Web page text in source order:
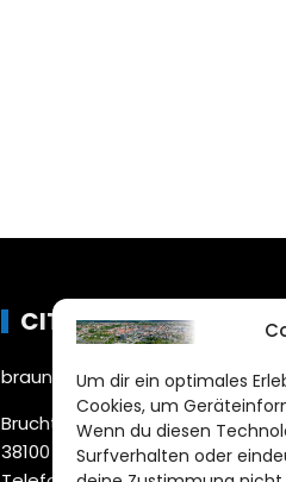
Um dir ein optimales
Cookies, um
Wenn du diesen
Surfverhalten oder
CITYLIFE!
Bruchtorwall 12
38100 Braunschweig